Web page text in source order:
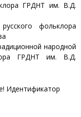
ГРДНТ им. В.Д.
фольклора
народной
ГРДНТ им. В.Д.
Идентификатор